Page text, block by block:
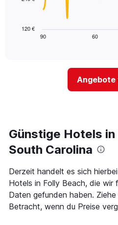
die
anzeigt.
anzeigt.
Diagramm
näher
das
Aufenthaltsdatum
rückt.
Diagramm
hat
1
X-
Achse,
90 60
120 €
Angebote
Günstige Hotels in
South Carolina
Derzeit handelt es sich
Hotels in Folly Beach, die wir
Daten gefunden haben.
Betracht, wenn du Preise